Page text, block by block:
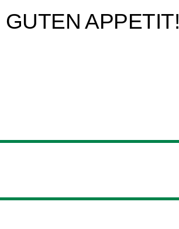
APPETIT!